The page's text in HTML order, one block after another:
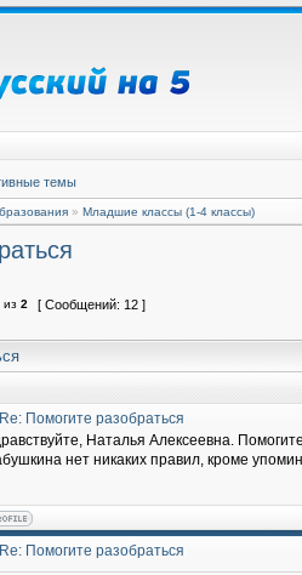
темы
» Младшие классы (1-4 классы)
из 2 [ Сообщений: 12 ]
Re: Помогите разобраться
Наталья Алексеевна.
нет никаких правил, кроме
Re: Помогите разобраться